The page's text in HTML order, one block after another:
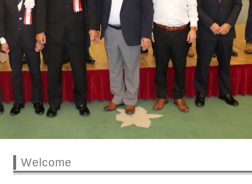
Welcome